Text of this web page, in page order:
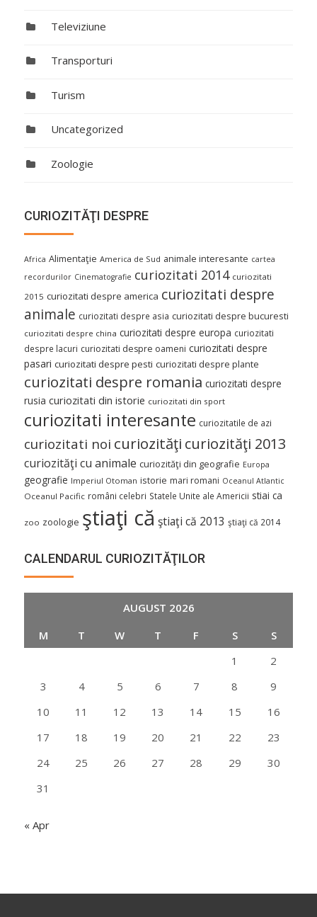
Televiziune
Transporturi
Turism
Uncategorized
Zoologie
CURIOZITĂŢI DESPRE
Africa Alimentaţie America de Sud animale interesante cartea
recordurilor Cinematografie curiozitati 2014 curiozitati
2015 curiozitati despre america curiozitati despre
animale curiozitati despre asia curiozitati despre bucuresti
curiozitati despre china curiozitati despre europa curiozitati
despre lacuri curiozitati despre oameni curiozitati despre
pasari curiozitati despre pesti curiozitati despre plante
curiozitati despre romania curiozitati despre
rusia curiozitati din istorie curiozitati din sport
curiozitati interesante curiozitatile de azi
curiozitati noi curiozităţi curiozităţi 2013
curiozităţi cu animale curiozităţi din geografie Europa
geografie Imperiul Otoman istorie mari romani Oceanul Atlantic
Oceanul Pacific români celebri Statele Unite ale Americii stiai ca
zoo zoologie ştiaţi că ştiaţi că 2013 ştiaţi că 2014
CALENDARUL CURIOZITĂŢILOR
AUGUST 2026
M
T W T F S
S
1
2
3
4 5 6 7 8
9
10
11 12 13 14 15
16
17
18 19 20 21 22
23
24
25 26 27 28 29
30
31
« Apr